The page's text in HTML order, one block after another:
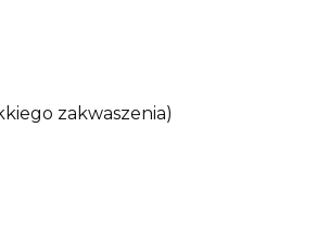
zakwaszenia)